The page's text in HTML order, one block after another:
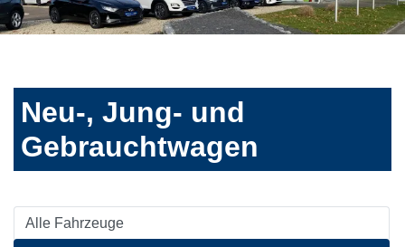
Neu-, Jung- und
Gebrauchtwagen
Alle Fahrzeuge